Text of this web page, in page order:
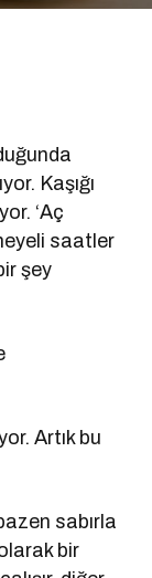
Kaşığı
‘Aç
saatler
şey
Artık bu
sabırla
bir